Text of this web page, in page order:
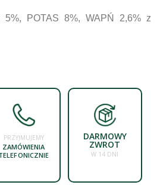
5%, POTAS 8%, WAPŃ 2,6% z
PRZYJMUJEMY
ZAMÓWIENIA
DARMOWY
ZWROT
W 14 DNI